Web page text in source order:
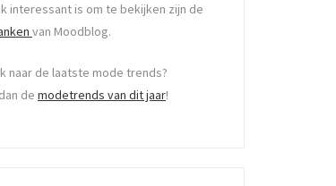
interessant is om te bekijken zijn de
van Moodblog.
naar de laatste mode trends?
de modetrends van dit jaar!